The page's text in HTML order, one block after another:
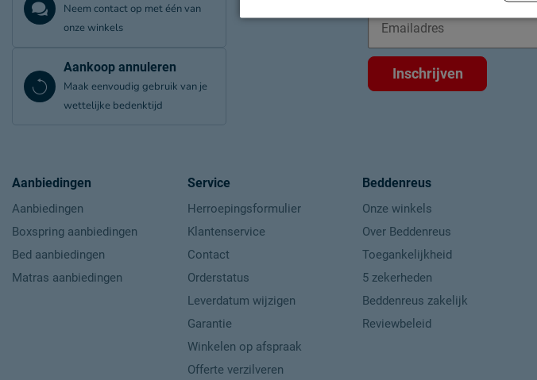
Neem contact op met één van
onze winkels
Aankoop annuleren
Maak eenvoudig gebruik van je
wettelijke bedenktijd
Inschrijven
Aanbiedingen
Aanbiedingen
Boxspring aanbiedingen
Bed aanbiedingen
Matras aanbiedingen
Service
Herroepingsformulier
Klantenservice
Contact
Orderstatus
Leverdatum wijzigen
Garantie
Winkelen op afspraak
Offerte verzilveren
Beddenreus
Onze winkels
Over Beddenreus
Toegankelijkheid
5 zekerheden
Beddenreus zakelijk
Reviewbeleid